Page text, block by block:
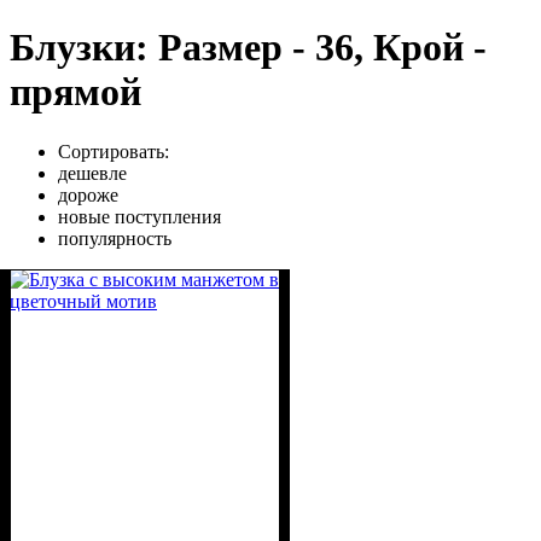
Блузки: Размер - 36, Крой -
прямой
Сортировать:
дешевле
дороже
новые поступления
популярность